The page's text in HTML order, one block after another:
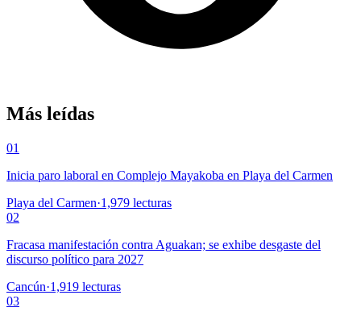
Más leídas
01
Inicia paro laboral en Complejo Mayakoba en Playa del Carmen
Playa del Carmen·1,979 lecturas
02
Fracasa manifestación contra Aguakan; se exhibe desgaste del
discurso político para 2027
Cancún·1,919 lecturas
03